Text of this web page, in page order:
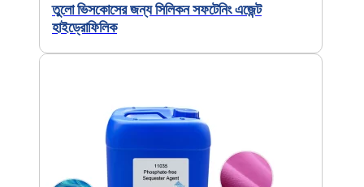
তুলো ভিসকোসের জন্য সিলিকন সফটেনিং এজেন্ট
হাইড্রোফিলিক